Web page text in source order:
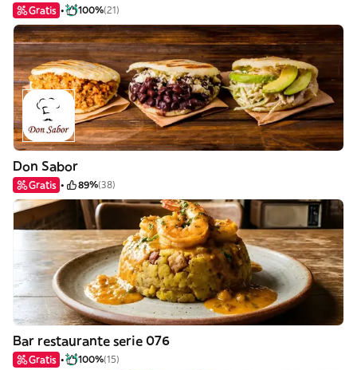
Gratis 100%(21)
Don Sabor
Gratis 89%(38)
Bar restaurante serie 076
Gratis 100%(15)